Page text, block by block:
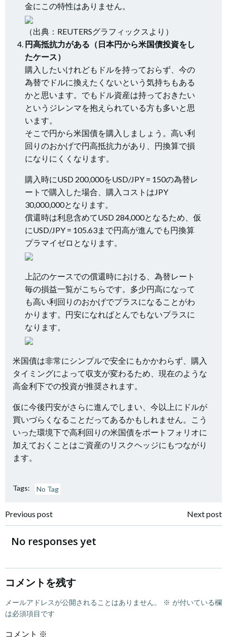
金にこの特性はありません。
（出典：REUTERSグラフィックスより）
円高抵抗力がある（日本円から米国債投資をし
たケース）
購入したいけれどもドルを持っておらず、今の
為替でドルに換えたくないという気持ちもある
かと思います。でもドル資産は持っておきたい
というジレンマを抱えられている方も多いと思
います。
そこで円から米国債を購入しましょう。高い利
回りのおかげで円高抵抗力があり、円換算で損
になりにくくなります。
購入時にUSD 200,000をUSD/JPY = 150の為替レ
ートで購入した場合、購入コストはJPY
30,000,000となります。
償還時は利息含めてUSD 284,000となるため、仮
にUSD/JPY = 105.63まで円高が進んでも円換算
プラマイゼロとなります。
上記のケースでの償還時における、為替レート
毎の損益一覧がこちらです。多少円高になって
も高い利回りのおかげでプラスになることがわ
かります。円安になればとんでもないプラスに
なります。
米国債は非常にシンプルで安全にもかかわらず、購入
タイミングによって収支が変わるため、現在のような
高金利下での投資が推奨されます。
仮に今後円安がさらに進んでしまい、今以上にドルが
買いづらくなることだってあるかもしれません。こう
いった環境下で高利回りの米国債をポートフォリオに
加えておくことはご資産のリスクヘッジにもつながり
ます。
Tags: No Tag
Post
navigation
Previous post Next post
No responses yet
コメントを残す
メールアドレスが公開されることはありません。 ※ が付いている欄
は必須項目です
コメント ※